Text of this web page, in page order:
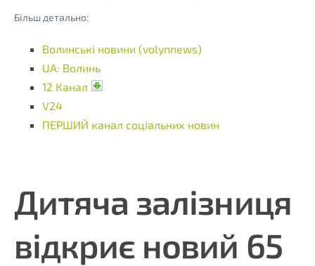
Більш детально:
Волинські новини (volynnews)
UA: Волинь
12 Канал
V24
ПЕРШИЙ канал соціальних новин
Дитяча залізниця
відкриє новий 65